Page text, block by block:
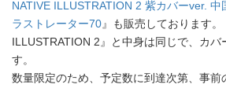
NATIVE ILLUSTRATION 2 紫カバーver. 中
ラストレーター70』も販売しております
ILLUSTRATION 2』と中身は同じで、カバ
す。
数量限定のため、予定数に到達次第、事前